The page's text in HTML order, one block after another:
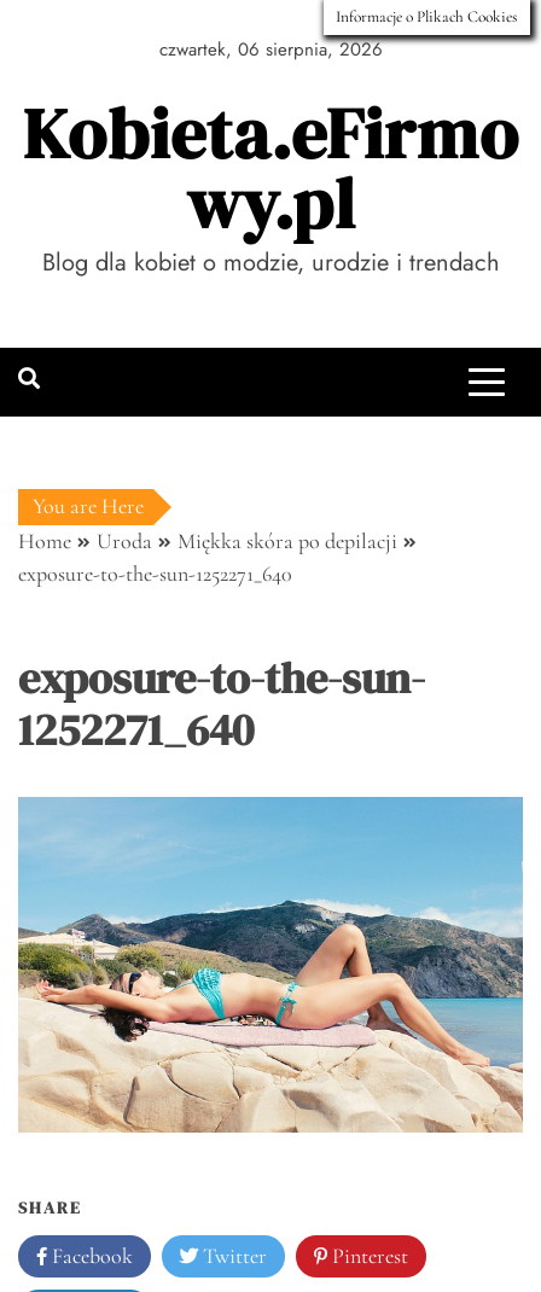
czwartek, 06 sierpnia, 2026
Kobieta.eFirmo
wy.pl
Blog dla kobiet o modzie, urodzie i trendach
You are Here
Home
Uroda
Miękka skóra po depilacji
exposure-to-the-sun-1252271_640
exposure-to-the-sun-
1252271_640
SHARE
Facebook Twitter Pinterest
Informacje o Plikach Cookies